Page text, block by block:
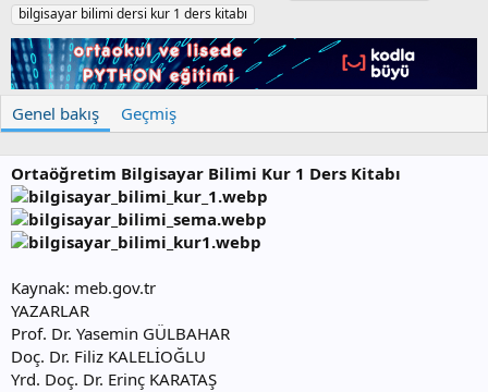
a
z
a
r
r
e
a
t
i
n
a
t
e
e
t
bilgisayar bilimi dersi kur 1 ders kitabı
Genel bakış Geçmiş
Ortaöğretim Bilgisayar Bilimi Kur 1 Ders Kitabı
Kaynak: meb.gov.tr
YAZARLAR
Prof. Dr. Yasemin GÜLBAHAR
Doç. Dr. Filiz KALELİOĞLU
Yrd. Doç. Dr. Erinç KARATAŞ